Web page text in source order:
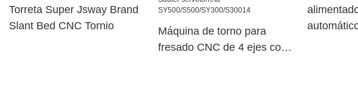
Torreta Super Jsway Brand
Slant Bed CNC Tornio
Máquina de torno para
fresado CNC de 4 ejes con